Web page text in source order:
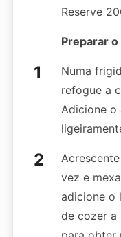
Reserve
Preparar
Numa
refogue a
Adicione o
vez e
adicione o
de cozer a